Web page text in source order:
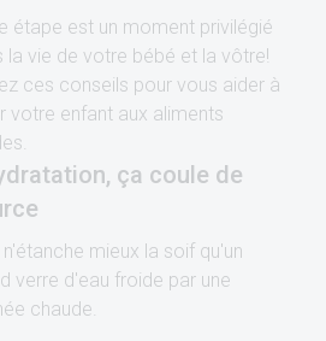
étape est un moment privilégié
la vie de votre bébé et la vôtre!
ces conseils pour vous aider à
votre enfant aux aliments
ça coule de
n'étanche mieux la soif qu'un
verre d'eau froide par une
chaude.